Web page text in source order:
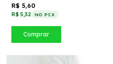
R$ 5,60
R$ 5,32 NO PIX
Comprar